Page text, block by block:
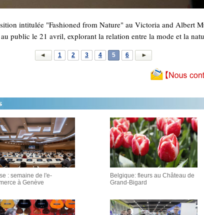
intitulée "Fashioned from Nature" au Victoria and Albert
public le 21 avril, explorant la relation entre la mode et la
1 2 3 4 5 6
: semaine de l'e-
à Genève
Belgique: fleurs au Château de
Grand-Bigard